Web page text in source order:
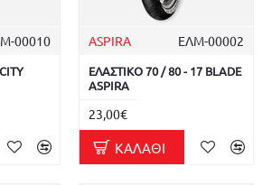
00010 ASPIRA ΕΛΜ-00002
ΕΛΑΣΤΙΚΟ 70 / 80 - 17 BLADE
ASPIRA
23,00€
ΚΑΛΆΘΙ